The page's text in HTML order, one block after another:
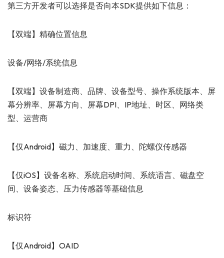
第三方开发者可以选择是否向本SDK提供如下信息：
【双端】精确位置信息
设备/网络/系统信息
【双端】设备制造商、品牌、设备型号、操作系统版本、屏
幕分辨率、屏幕方向、屏幕DPI、IP地址、时区、网络类
型、运营商
【仅Android】磁力、加速度、重力、陀螺仪传感器
【仅iOS】设备名称、系统启动时间、系统语言、磁盘空
间、设备姿态、压力传感器等基础信息
标识符
【仅Android】OAID